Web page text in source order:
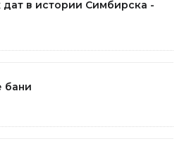
дат в истории Симбирска -
бани